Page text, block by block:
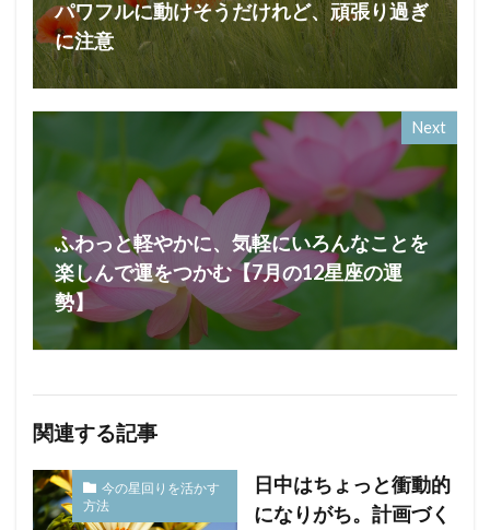
パワフルに動けそうだけれど、頑張り過ぎ
に注意
Next
ふわっと軽やかに、気軽にいろんなことを
楽しんで運をつかむ【7月の12星座の運
勢】
関連する記事
今の星回りを活かす
方法
日中はちょっと衝動的
になりがち。計画づく